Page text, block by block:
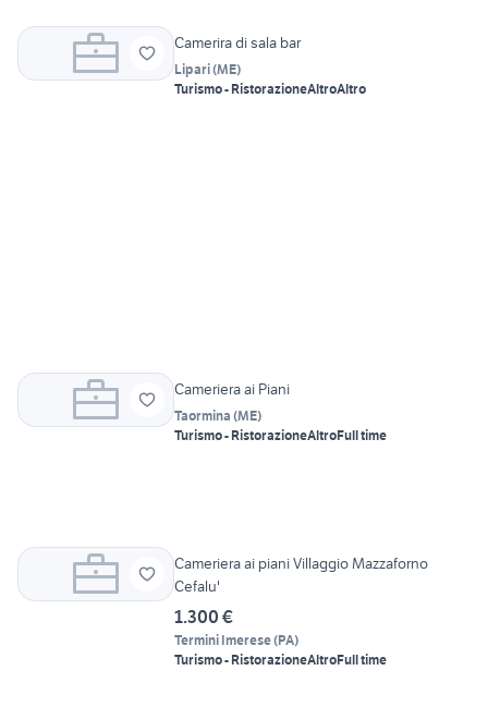
Camerira di sala bar
Lipari(ME)
Turismo - RistorazioneAltroAltro
Cameriera ai Piani
Taormina (ME)
Turismo - RistorazioneAltroFull time
Cameriera ai piani Villaggio Mazzaforno
Cefalu'
1.300 €
Termini Imerese(PA)
Turismo - RistorazioneAltroFull time